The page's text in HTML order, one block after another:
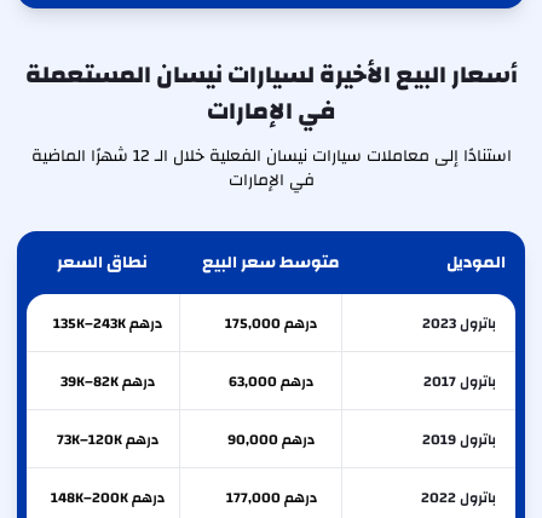
في الإمارات
سيارات نيسان مورانو جديدة في ابتداءً من
أسعار البيع الأخيرة لسيارات نيسان المستعملة
في الإمارات
استنادًا إلى معاملات سيارات نيسان الفعلية خلال الـ 12 شهرًا الماضية
في الإمارات
الموديل متوسط سعر البيع نطاق السعر
باترول 2023 درهم 175,000 درهم 135K–243K
باترول 2017 درهم 63,000 درهم 39K–82K
باترول 2019 درهم 90,000 درهم 73K–120K
باترول 2022 درهم 177,000 درهم 148K–200K